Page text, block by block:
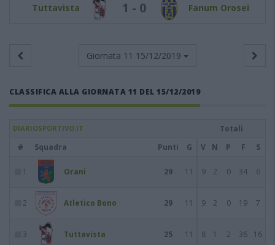
Tuttavista 1 - 0 Fanum Orosei
Giornata 11 15/12/2019
CLASSIFICA ALLA GIORNATA 11 DEL 15/12/2019
DIARIOSPORTIVO.IT
Totali
#
Squadra Punti G V N P F S
1 Orani 29 11 9 2 0 34 6
2 Atletico Bono 29 11 9 2 0 19 7
3 Tuttavista 25 11 8 1 2 36 16